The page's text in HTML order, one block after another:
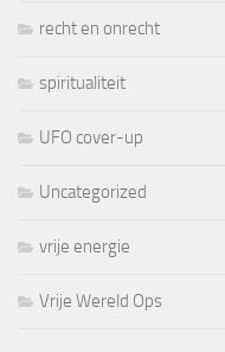
recht en onrecht
spiritualiteit
UFO cover-up
Uncategorized
vrije energie
Vrije Wereld Ops